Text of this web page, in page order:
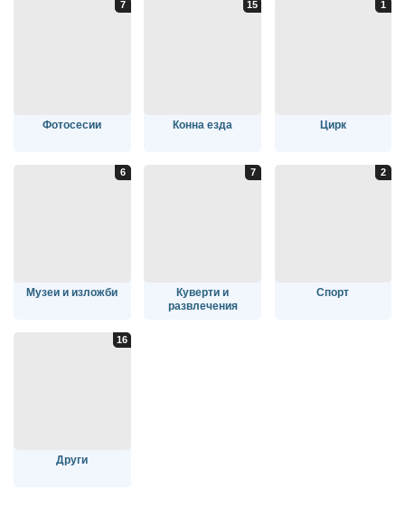
Фотосесии Конна езда Цирк
Музеи и изложби
Куверти и
развлечения
Спорт
Други